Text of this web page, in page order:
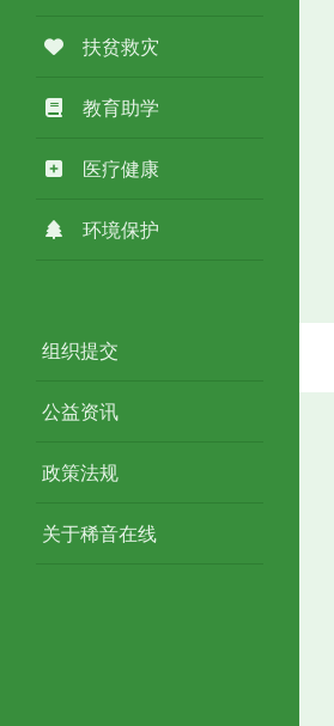
扶贫救灾
教育助学
医疗健康
环境保护
组织提交
公益资讯
政策法规
关于稀音在线